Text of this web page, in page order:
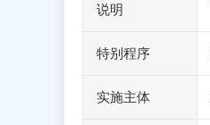
说明
特别程序
实施主体